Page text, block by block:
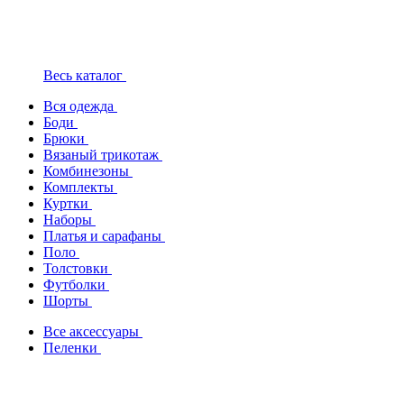
Весь каталог
Вся одежда
Боди
Брюки
Вязаный трикотаж
Комбинезоны
Комплекты
Куртки
Наборы
Платья и сарафаны
Поло
Толстовки
Футболки
Шорты
Все аксессуары
Пеленки